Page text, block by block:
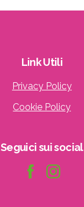
LinkUtili
Privacy Policy
Cookie Policy
Seguicisuisocial